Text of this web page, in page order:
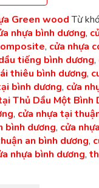
Green wood Từ
nhựa bình dương,
, cửa nhựa
tiếng bình dương,
thiêu bình dương,
bình dương, cửa
Thủ Dầu Một Bình
, cửa nhựa tại
bình dương, cửa
an bình dương,
nhựa bình dương,